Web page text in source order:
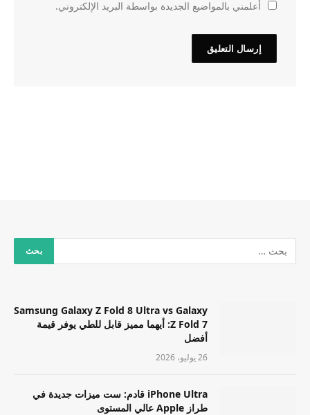
أعلمني بالمواضيع الجديدة بواسطة البريد الإلكتروني.
Samsung Galaxy Z Fold 8 Ultra vs Galaxy
Z Fold 7: أيهما مميز قابل للطي يوفر قيمة
أفضل
26 يوليو، 2026
iPhone Ultra قادم: ست ميزات جديدة في
طراز Apple عالي المستوى